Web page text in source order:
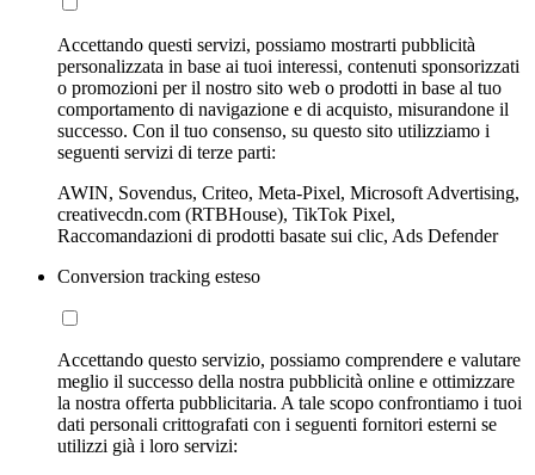
Accettando questi servizi, possiamo mostrarti pubblicità
personalizzata in base ai tuoi interessi, contenuti sponsorizzati
o promozioni per il nostro sito web o prodotti in base al tuo
comportamento di navigazione e di acquisto, misurandone il
successo. Con il tuo consenso, su questo sito utilizziamo i
seguenti servizi di terze parti:
AWIN, Sovendus, Criteo, Meta-Pixel, Microsoft Advertising,
creativecdn.com (RTBHouse), TikTok Pixel,
Raccomandazioni di prodotti basate sui clic, Ads Defender
Conversion tracking esteso
Accettando questo servizio, possiamo comprendere e valutare
meglio il successo della nostra pubblicità online e ottimizzare
la nostra offerta pubblicitaria. A tale scopo confrontiamo i tuoi
dati personali crittografati con i seguenti fornitori esterni se
utilizzi già i loro servizi: